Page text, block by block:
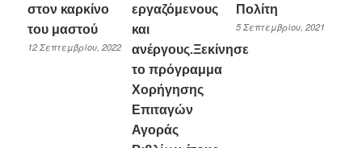
στον καρκίνο
του μαστού
12 Σεπτεμβρίου, 2022
εργαζόμενους
και
ανέργους.Ξεκίνησε
το πρόγραμμα
Χορήγησης
Επιταγών
Αγοράς
Πολίτη
5 Σεπτεμβρίου, 2021